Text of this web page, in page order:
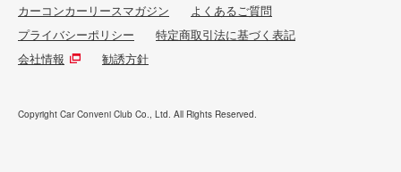
カーコンカーリースマガジン
よくあるご質問
プライバシーポリシー
特定商取引法に基づく表記
会社情報
勧誘方針
Copyright Car Conveni Club Co., Ltd. All Rights Reserved.